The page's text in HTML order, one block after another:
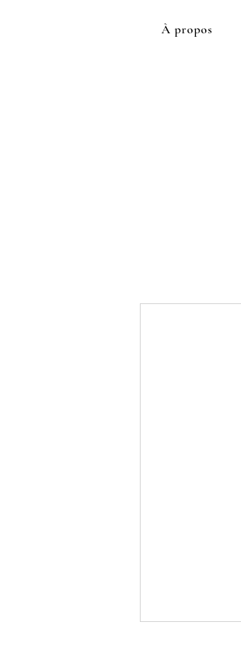
À propos